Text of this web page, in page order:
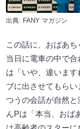
出典: FANY マガジン
この話に、おばあ
当日に電車の中で
は「いや、違いま
ブに出させてもら
つうの会話が自然
んPは「本当、おば